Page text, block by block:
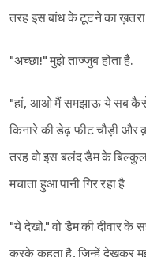
तरह इस बांध के टूटने का ख़तरा
"अच्छा!" मुझे ताज्जुब होता है.
"हां, आओ मैं समझाऊ ये सब कैसे
किनारे की डेढ़ फीट चौड़ी और
तरह वो इस बलंद डैम के बिल्कुल
मचाता हुआ पानी गिर रहा है
"ये देखो." वो डैम की दीवार के
करके कहता है, जिन्हें देखकर